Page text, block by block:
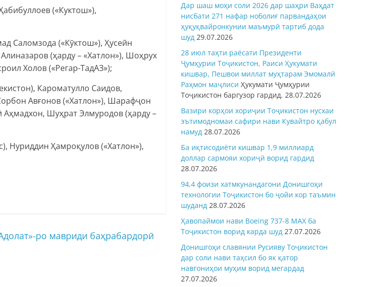
(«Куктош»),
Саломзода («Кӯктош»), Ҳусейн
(ҳарду – «Хатлон»), Шоҳрух
Холов («Регар-ТадАЗ»);
Кароматулло Саидов,
Авғонов («Хатлон»), Шарафҷон
Шуҳрат Элмуродов (ҳарду –
Нуриддин Ҳамроқулов («Хатлон»),
ро мавриди баҳрабардорӣ
Дар шаш моҳи соли 2026 дар шаҳри Ваҳдат
нисбати 271 нафар ноболиғ парвандаҳои
ҳуқуқвайронкунии маъмурӣ тартиб дода
шуд 29.07.2026
28 июл таҳти раёсати Президенти
Ҷумҳурии Тоҷикистон, Раиси Ҳукумати
кишвар, Пешвои миллат муҳтарам Эмомалӣ
Раҳмон маҷлиси Ҳукумати Ҷумҳурии
Тоҷикистон баргузор гардид. 28.07.2026
Вазири корҳои хориҷии Тоҷикистон нусхаи
эътимодномаи сафири нави Кувайтро қабул
намуд 28.07.2026
Ба иқтисодиёти кишвар 1,9 миллиард
доллар сармояи хориҷӣ ворид гардид
28.07.2026
94,4 фоизи хатмкунандагони Донишгоҳи
технологии Тоҷикистон бо ҷойи кор таъмин
шуданд 28.07.2026
Ҳавопаймои нави Boeing 737-8 MAX ба
Тоҷикистон ворид карда шуд 27.07.2026
Донишгоҳи славянии Русияву Тоҷикистон
дар соли нави таҳсил бо як қатор
навгониҳои муҳим ворид мегардад
27.07.2026